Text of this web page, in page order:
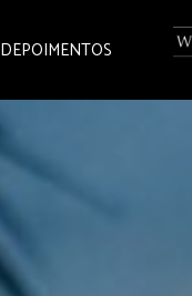
DEPOIMENTOS